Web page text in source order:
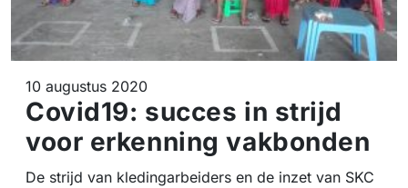
10 augustus 2020
Covid19: succes in strijd
voor erkenning vakbonden
De strijd van kledingarbeiders en de inzet van SKC